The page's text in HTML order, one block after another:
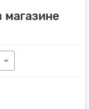
магазине